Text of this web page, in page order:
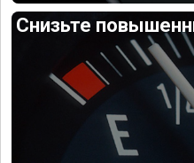
Снизьте